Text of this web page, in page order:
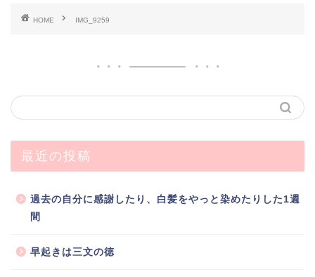
HOME IMG_9259
最近の投稿
過去の自分に感謝したり、白髪をやっと染めたりした1週
間
早起きは三文の徳